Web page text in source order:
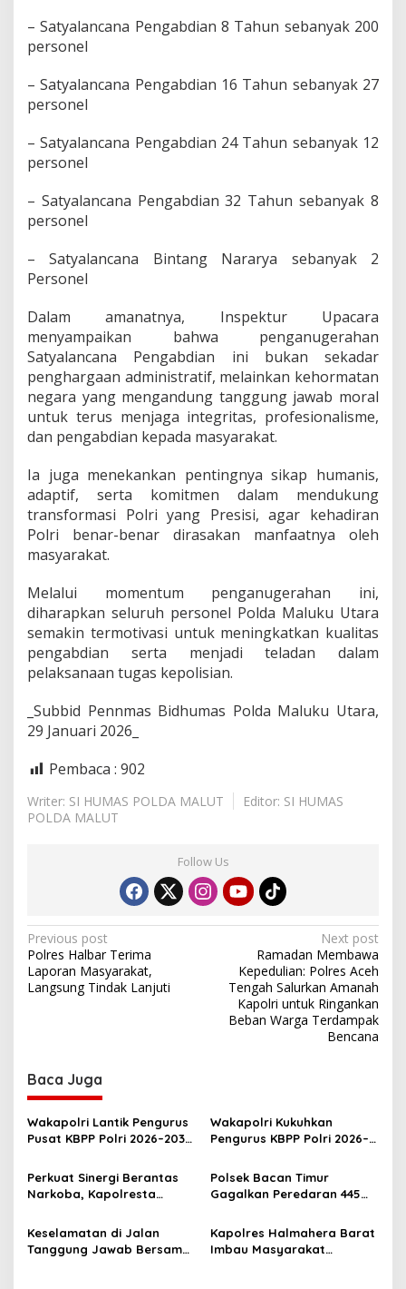
S
a
m
a
d
a
– Satyalancana Pengabdian 8 Tahun sebanyak 200
personel
– Satyalancana Pengabdian 16 Tahun sebanyak 27
personel
– Satyalancana Pengabdian 24 Tahun sebanyak 12
personel
– Satyalancana Pengabdian 32 Tahun sebanyak 8
personel
– Satyalancana Bintang Nararya sebanyak 2
Personel
Dalam amanatnya, Inspektur Upacara
menyampaikan bahwa penganugerahan
Satyalancana Pengabdian ini bukan sekadar
penghargaan administratif, melainkan kehormatan
negara yang mengandung tanggung jawab moral
untuk terus menjaga integritas, profesionalisme,
dan pengabdian kepada masyarakat.
Ia juga menekankan pentingnya sikap humanis,
adaptif, serta komitmen dalam mendukung
transformasi Polri yang Presisi, agar kehadiran
Polri benar-benar dirasakan manfaatnya oleh
masyarakat.
Melalui momentum penganugerahan ini,
diharapkan seluruh personel Polda Maluku Utara
semakin termotivasi untuk meningkatkan kualitas
pengabdian serta menjadi teladan dalam
pelaksanaan tugas kepolisian.
_Subbid Pennmas Bidhumas Polda Maluku Utara,
29 Januari 2026_
Pembaca : 902
Writer: SI HUMAS POLDA MALUT
Editor: SI HUMAS
POLDA MALUT
Follow Us
P
o
s
a
v
i
g
a
t
i
o
Previous post
Polres Halbar Terima
Laporan Masyarakat,
Langsung Tindak Lanjuti
Next post
Ramadan Membawa
Kepedulian: Polres Aceh
Tengah Salurkan Amanah
Kapolri untuk Ringankan
Beban Warga Terdampak
Bencana
Baca Juga
Wakapolri Lantik Pengurus
Pusat KBPP Polri 2026–2031,
Organisasi Nasional
Wakapolri Kukuhkan
Pengurus KBPP Polri 2026–
dan Berdaya Saing
Perkuat Sinergi Berantas
Narkoba, Kapolresta
Silaturahmi Kepala BNN
Provinsi Maluku Utara
Polsek Bacan Timur
Gagalkan Peredaran 445
Siap Edar
Keselamatan di Jalan
Tanggung Jawab Bersama,
Kapolres Halmahera Barat
Imbau Masyarakat